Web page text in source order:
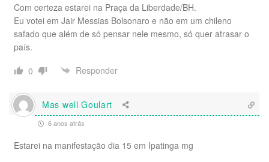
Com certeza estarei na Praça da Liberdade/BH.
Eu votei em Jair Messias Bolsonaro e não em um chileno
safado que além de só pensar nele mesmo, só quer atrasar o
país.
0
Responder
Mas well Goulart
6 anos atrás
Estarei na manifestação dia 15 em Ipatinga mg